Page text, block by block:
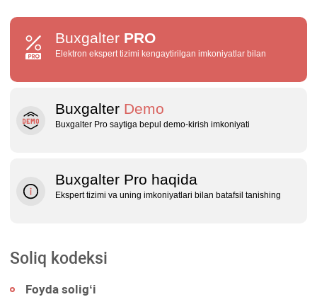
Buxgalter PRO
Elektron ekspert tizimi kengaytirilgan imkoniyatlar bilan
Buxgalter Demo
Buxgalter Pro saytiga bepul demo‑kirish imkoniyati
Buxgalter Pro haqida
Ekspert tizimi va uning imkoniyatlari bilan batafsil tanishing
Soliq kodeksi
Foyda soligʻi